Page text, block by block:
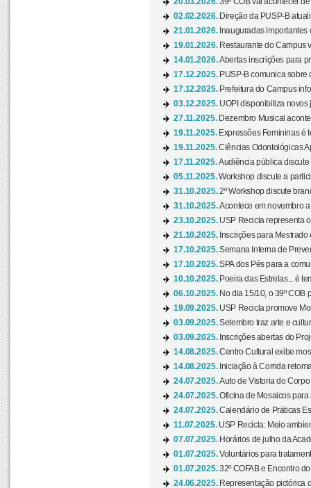
02.02.2026. Direção da PUSP-B
21.01.2026. Inauguradas
19.01.2026. Restaurante do Campus
14.01.2026.Abertas inscrições para
17.12.2025. PUSP-B comunica sobre
17.12.2025. Prefeitura do Campus
03.12.2025. UOPI disponibiliza novos
27.11.2025. Dezembro Musical
19.11.2025. Expressões Femininas é
19.11.2025.Ciências Odontológicas
17.11.2025.Audiência pública
05.11.2025.Workshop discute a
31.10.2025.2º Workshop discute
31.10.2025.Acontece em novembro
23.10.2025. USP Recicla representa
21.10.2025. Inscrições para
17.10.2025.Semana Interna de
17.10.2025.SPA dos Pés para a
10.10.2025. Poeira das Estrelas... é
06.10.2025. No dia 15/10, o 39º COB
19.09.2025. USP Recicla promove
03.09.2025.Setembro traz arte e
03.09.2025. Inscrições abertas do
14.08.2025.Centro Cultural exibe
14.08.2025. Iniciação à Corrida
24.07.2025.Auto de Vistoria do
24.07.2025.Oficina de Mosaicos
24.07.2025.Calendário de Práticas
11.07.2025. USP Recicla: Meio
07.07.2025. Horários de julho da
01.07.2025.Voluntários para
01.07.2025.32º COFAB e Encontro
24.06.2025. Representação pictórica